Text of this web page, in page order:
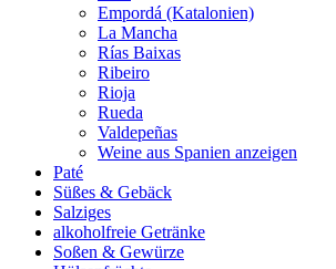
Empordá (Katalonien)
La Mancha
Rías Baixas
Ribeiro
Rioja
Rueda
Valdepeñas
Weine aus Spanien anzeigen
Paté
Süßes & Gebäck
Salziges
alkoholfreie Getränke
Soßen & Gewürze